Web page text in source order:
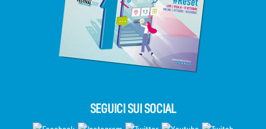
SEGUICI SUI SOCIAL